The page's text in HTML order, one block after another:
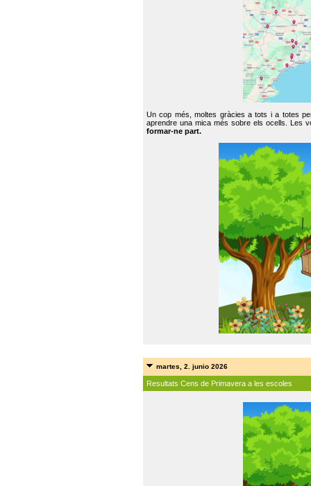
Un cop més, moltes gràcies a tots i a totes
aprendre una mica més sobre els ocells. Les
formar-ne part.
martes, 2. junio 2026
Resultats Cens de Primavera a les escoles